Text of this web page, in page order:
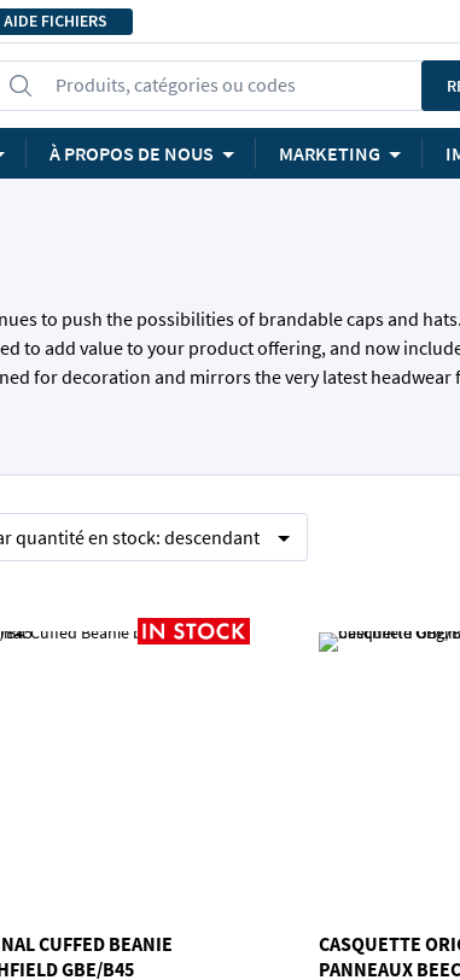
AIDE FICHIERS
Produits, catégories ou codes
À PROPOS DE NOUS MARKETING
to push the possibilities of brandable caps and
to add value to your product offering, and now
for decoration and mirrors the very latest headwear
quantité en stock: descendant
CUFFED BEANIE
GBE/B45
CASQUETTE
PANNEAUX